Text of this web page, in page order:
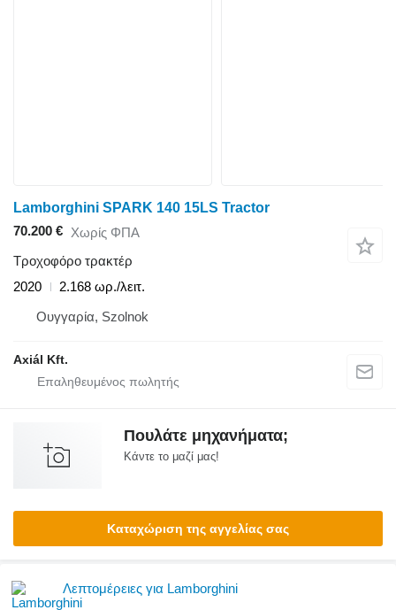
Lamborghini SPARK 140 15LS Tractor
70.200 € Χωρίς ΦΠΑ
Τροχοφόρο τρακτέρ
2020
2.168 ωρ./λειτ.
Ουγγαρία, Szolnok
Axiál Kft.
Πουλάτε μηχανήματα;
Κάντε το μαζί μας!
Καταχώριση της αγγελίας σας
Λεπτομέρειες για Lamborghini